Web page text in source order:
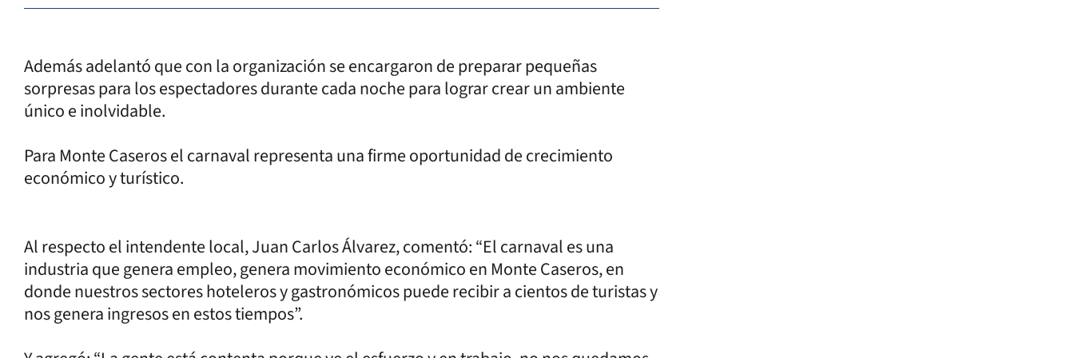
Además adelantó que con la organización se encargaron de preparar pequeñas
sorpresas para los espectadores durante cada noche para lograr crear un ambiente
único e inolvidable.
Para Monte Caseros el carnaval representa una firme oportunidad de crecimiento
económico y turístico.
Al respecto el intendente local, Juan Carlos Álvarez, comentó: “El carnaval es una
industria que genera empleo, genera movimiento económico en Monte Caseros, en
donde nuestros sectores hoteleros y gastronómicos puede recibir a cientos de turistas y
nos genera ingresos en estos tiempos”.